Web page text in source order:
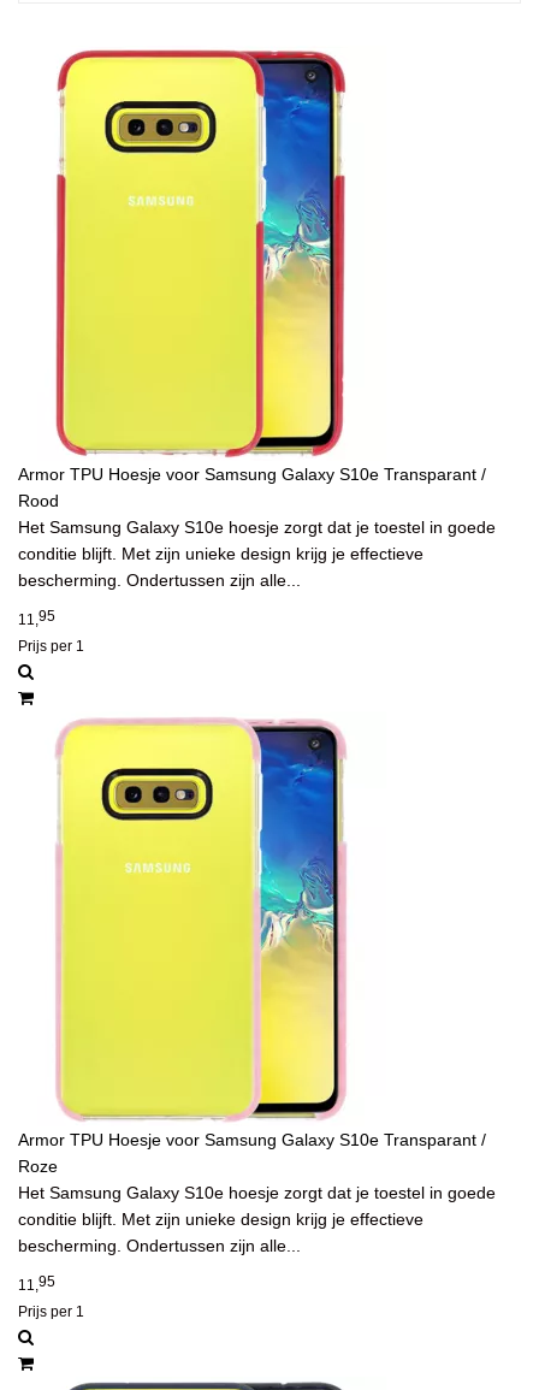
Armor TPU Hoesje voor Samsung Galaxy S10e Transparant /
Rood
Het Samsung Galaxy S10e hoesje zorgt dat je toestel in goede
conditie blijft. Met zijn unieke design krijg je effectieve
bescherming. Ondertussen zijn alle...
11,95
Prijs per 1
Armor TPU Hoesje voor Samsung Galaxy S10e Transparant /
Roze
Het Samsung Galaxy S10e hoesje zorgt dat je toestel in goede
conditie blijft. Met zijn unieke design krijg je effectieve
bescherming. Ondertussen zijn alle...
11,95
Prijs per 1